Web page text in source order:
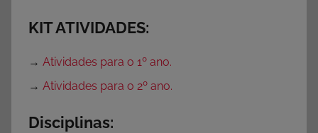
v
s
i
KIT ATIVIDADES:
→ Atividades para o 1º ano.
→ Atividades para o 2º ano.
Disciplinas: